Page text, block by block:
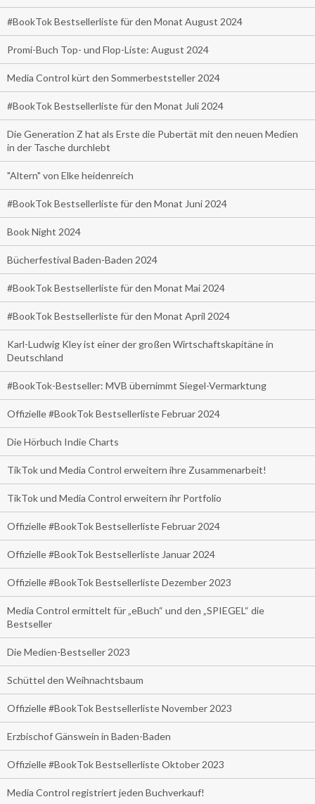
#BookTok Bestsellerliste für den Monat August 2024
Promi-Buch Top- und Flop-Liste: August 2024
Media Control kürt den Sommerbeststeller 2024
#BookTok Bestsellerliste für den Monat Juli 2024
Die Generation Z hat als Erste die Pubertät mit den neuen Medien
in der Tasche durchlebt
"Altern" von Elke heidenreich
#BookTok Bestsellerliste für den Monat Juni 2024
Book Night 2024
Bücherfestival Baden-Baden 2024
#BookTok Bestsellerliste für den Monat Mai 2024
#BookTok Bestsellerliste für den Monat April 2024
Karl-Ludwig Kley ist einer der großen Wirtschaftskapitäne in
Deutschland
#BookTok-Bestseller: MVB übernimmt Siegel-Vermarktung
Offizielle #BookTok Bestsellerliste Februar 2024
Die Hörbuch Indie Charts
TikTok und Media Control erweitern ihre Zusammenarbeit!
TikTok und Media Control erweitern ihr Portfolio
Offizielle #BookTok Bestsellerliste Februar 2024
Offizielle #BookTok Bestsellerliste Januar 2024
Offizielle #BookTok Bestsellerliste Dezember 2023
Media Control ermittelt für „eBuch“ und den „SPIEGEL“ die
Bestseller
Die Medien-Bestseller 2023
Schüttel den Weihnachtsbaum
Offizielle #BookTok Bestsellerliste November 2023
Erzbischof Gänswein in Baden-Baden
Offizielle #BookTok Bestsellerliste Oktober 2023
Media Control registriert jeden Buchverkauf!